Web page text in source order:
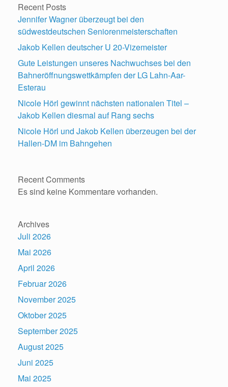
Recent Posts
Jennifer Wagner überzeugt bei den
südwestdeutschen Seniorenmeisterschaften
Jakob Kellen deutscher U 20-Vizemeister
Gute Leistungen unseres Nachwuchses bei den
Bahneröffnungswettkämpfen der LG Lahn-Aar-
Esterau
Nicole Hörl gewinnt nächsten nationalen Titel –
Jakob Kellen diesmal auf Rang sechs
Nicole Hörl und Jakob Kellen überzeugen bei der
Hallen-DM im Bahngehen
Recent Comments
Es sind keine Kommentare vorhanden.
Archives
Juli 2026
Mai 2026
April 2026
Februar 2026
November 2025
Oktober 2025
September 2025
August 2025
Juni 2025
Mai 2025